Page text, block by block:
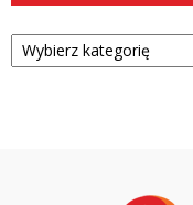
Kategorie